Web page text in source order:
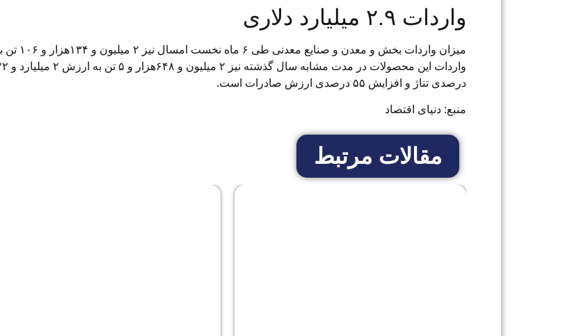
واردات ۲.۹ میلیارد دلاری
درصدی تناژ و افزایش ۵۵ درصدی ارزش صادرات است.
منبع: دنیای اقتصاد
مقالات مرتبط